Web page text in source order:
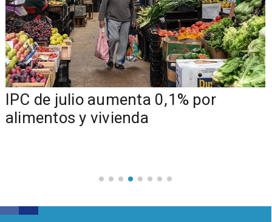
IPC de julio aumenta 0,1% por
alimentos y vivienda